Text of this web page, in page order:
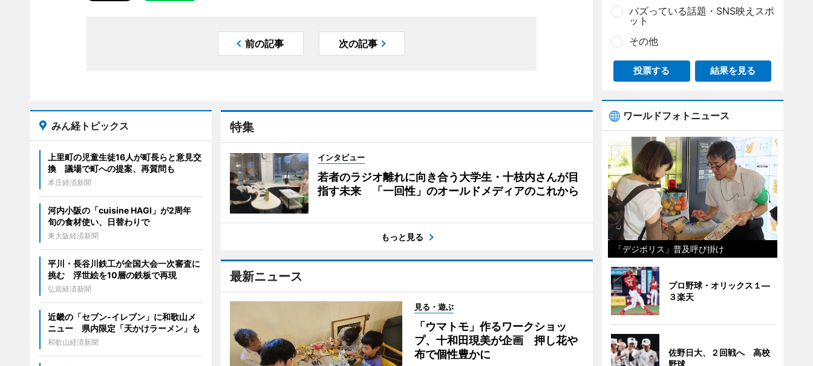
前の記事 次の記事
特集
インタビュー
若者のラジオ離れに向き合う大学生・十枝内さんが目
指す未来 「一回性」のオールドメディアのこれから
もっと見る
最新ニュース
見る・遊ぶ
「ウマトモ」作るワークショッ
プ、十和田現美が企画 押し花や
布で個性豊かに
みん経トピックス
上里町の児童生徒16人が町長らと意見交
換 議場で町への提案、再質問も
本庄経済新聞
河内小阪の「cuisine HAGI」が2周年
旬の食材使い、日替わりで
東大阪経済新聞
平川・長谷川鉄工が全国大会一次審査に
挑む 浮世絵を10層の鉄板で再現
弘前経済新聞
近畿の「セブン-イレブン」に和歌山メ
ニュー 県内限定「天かけラーメン」も
和歌山経済新聞
バズっている話題・SNS映えスポ
ット
その他
投票する 結果を見る
ワールドフォトニュース
「デジポリス」普及呼び掛け
プロ野球・オリックス１―
３楽天
佐野日大、２回戦へ 高校
野球